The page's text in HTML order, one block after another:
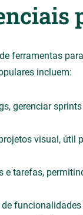
ferramentas
incluem:
gerenciar
visual, útil
e tarefas,